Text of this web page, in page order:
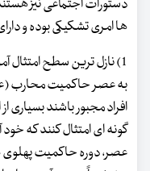
دستورات اجتماعی نیز
ها امری تشکیکی بوده و
1) نازل ترین سطح امتثال
به عصر حاکمیت محارب
افراد مجبور باشند بسیاری
گونه ای امتثال کنند که خود
عصر، دوره حاکمیت پهلوی